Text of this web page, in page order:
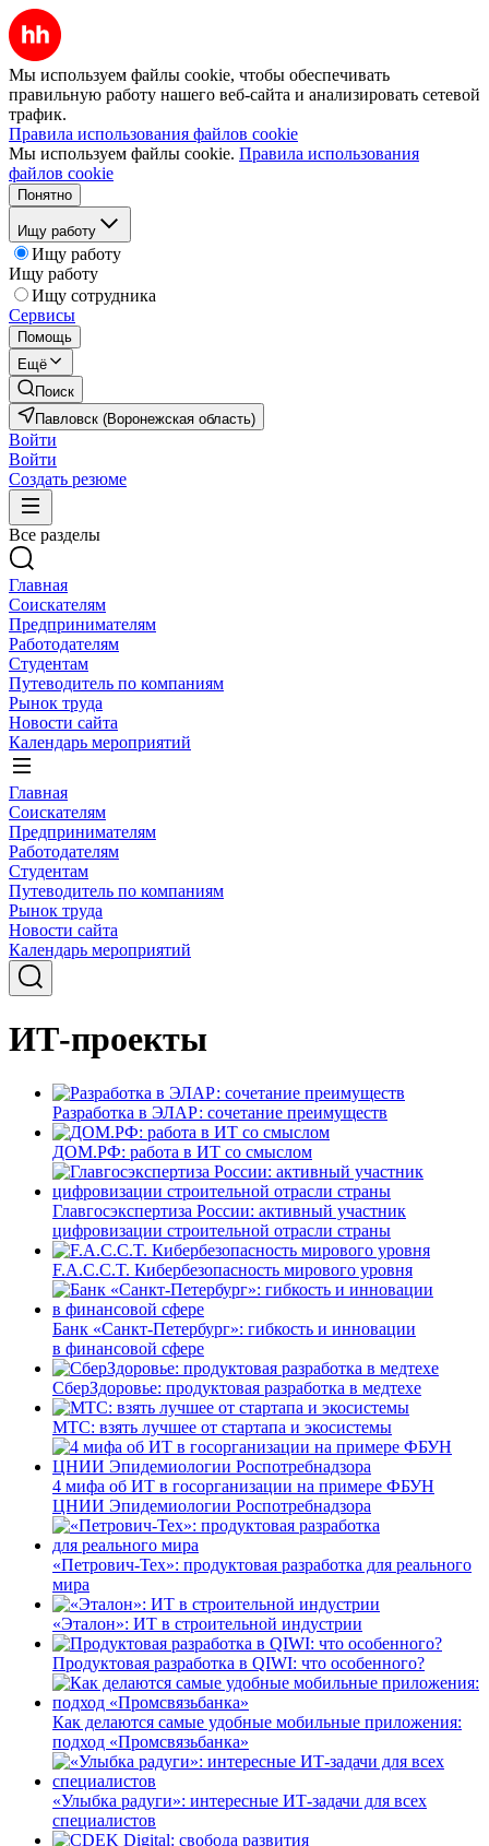
Мы используем файлы cookie, чтобы обеспечивать
правильную работу нашего веб-сайта и анализировать сетевой
трафик.
Правила использования файлов cookie
Мы используем файлы cookie. Правила использования
файлов cookie
Понятно
Ищу работу
Ищу работу
Ищу работу
Ищу сотрудника
Сервисы
Помощь
Ещё
Поиск
Павловск (Воронежская область)
Войти
Войти
Создать резюме
Все разделы
Главная
Соискателям
Предпринимателям
Работодателям
Студентам
Путеводитель по компаниям
Рынок труда
Новости сайта
Календарь мероприятий
Главная
Соискателям
Предпринимателям
Работодателям
Студентам
Путеводитель по компаниям
Рынок труда
Новости сайта
Календарь мероприятий
ИТ-проекты
Разработка в ЭЛАР: сочетание преимуществ
ДОМ.РФ: работа в ИТ со смыслом
Главгосэкспертиза России: активный участник
цифровизации строительной отрасли страны
F.A.C.C.T. Кибербезопасность мирового уровня
Банк «Санкт-Петербург»: гибкость и инновации
в финансовой сфере
СберЗдоровье: продуктовая разработка в медтехе
МТС: взять лучшее от стартапа и экосистемы
4 мифа об ИТ в госорганизации на примере ФБУН
ЦНИИ Эпидемиологии Роспотребнадзора
«Петрович-Тех»: продуктовая разработка для реального
мира
«Эталон»: ИТ в строительной индустрии
Продуктовая разработка в QIWI: что особенного?
Как делаются самые удобные мобильные приложения:
подход «Промсвязьбанка»
«Улыбка радуги»: интересные ИТ-задачи для всех
специалистов